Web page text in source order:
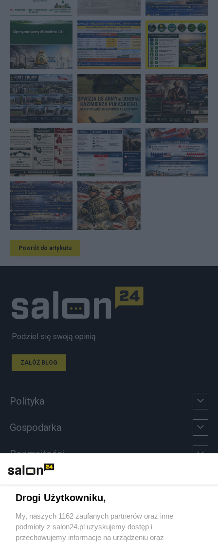
Powrót do artykułu
Podziel się swoją opinią
ZAŁÓŻ BLOG
Polityka
Gospodarka
Rozmaitości
Sport
Społeczeństwo
Drogi Użytkowniku,
My, naszych 1162 zaufanych partnerów oraz inne
podmioty z salon24.pl uzyskujemy dostęp i
przechowujemy informacje na urządzeniu oraz